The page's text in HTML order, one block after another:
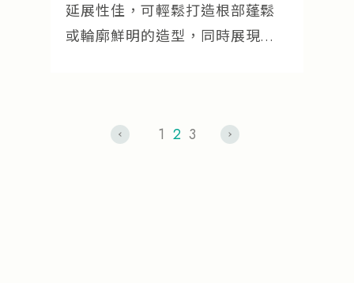
延展性佳，可輕鬆打造根部蓬鬆
或輪廓鮮明的造型，同時展現細
1 2 3